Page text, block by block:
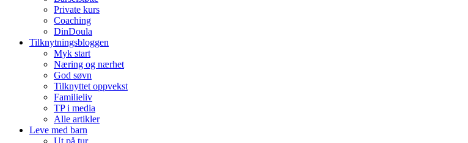
Private kurs
Coaching
DinDoula
Tilknytningsbloggen
Myk start
Næring og nærhet
God søvn
Tilknyttet oppvekst
Familieliv
TP i media
Alle artikler
Leve med barn